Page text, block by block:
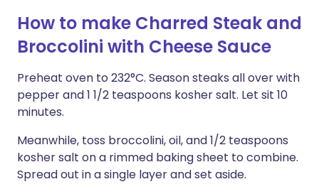
How to make Charred Steak and
Broccolini with Cheese Sauce
Preheat oven to 232°C. Season steaks all over with
pepper and 1 1/2 teaspoons kosher salt. Let sit 10
minutes.
Meanwhile, toss broccolini, oil, and 1/2 teaspoons
kosher salt on a rimmed baking sheet to combine.
Spread out in a single layer and set aside.